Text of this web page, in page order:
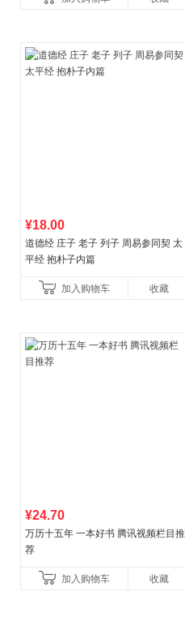
¥18.00
道德经 庄子 老子 列子 周易参同契 太
平经 抱朴子内篇
加入购物车 收藏
¥24.70
万历十五年 一本好书 腾讯视频栏目推
荐
加入购物车 收藏